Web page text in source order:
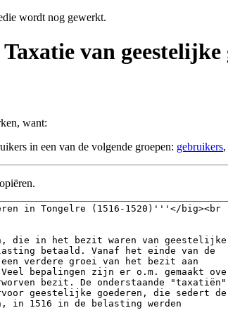
wordt nog gewerkt.
van geestelijke
want:
in een van de volgende groepen: gebruikers,